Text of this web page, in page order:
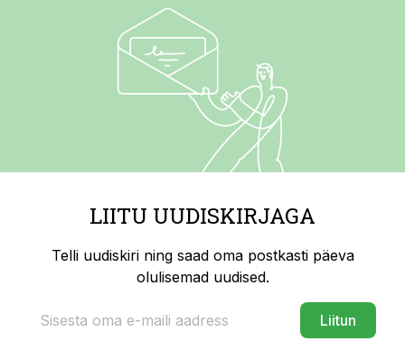
LIITU UUDISKIRJAGA
Telli uudiskiri ning saad oma postkasti päeva
olulisemad uudised.
Liitun